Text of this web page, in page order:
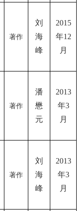
著作
刘
海
峰
2015
年12
月
著作
潘
懋
元
2013
年3
月
著作
刘
海
峰
2013
年3
月